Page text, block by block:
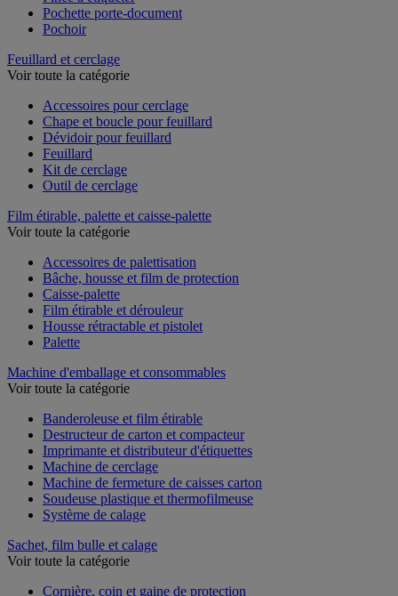
Pince à étiqueter
Pochette porte-document
Feuillard et cerclage
Accessoires pour cerclage
Chape et boucle pour feuillard
Dévidoir pour feuillard
Feuillard
Kit de cerclage
Film étirable, palette et caisse-palette
Accessoires de palettisation
Bâche, housse et film de protection
Caisse-palette
Film étirable et dérouleur
Housse rétractable et pistolet
Machine d'emballage et consommables
Banderoleuse et film étirable
Destructeur de carton et compacteur
Imprimante et distributeur d'étiquettes
Machine de cerclage
Machine de fermeture de caisses carton
Soudeuse plastique et thermofilmeuse
Sachet, film bulle et calage